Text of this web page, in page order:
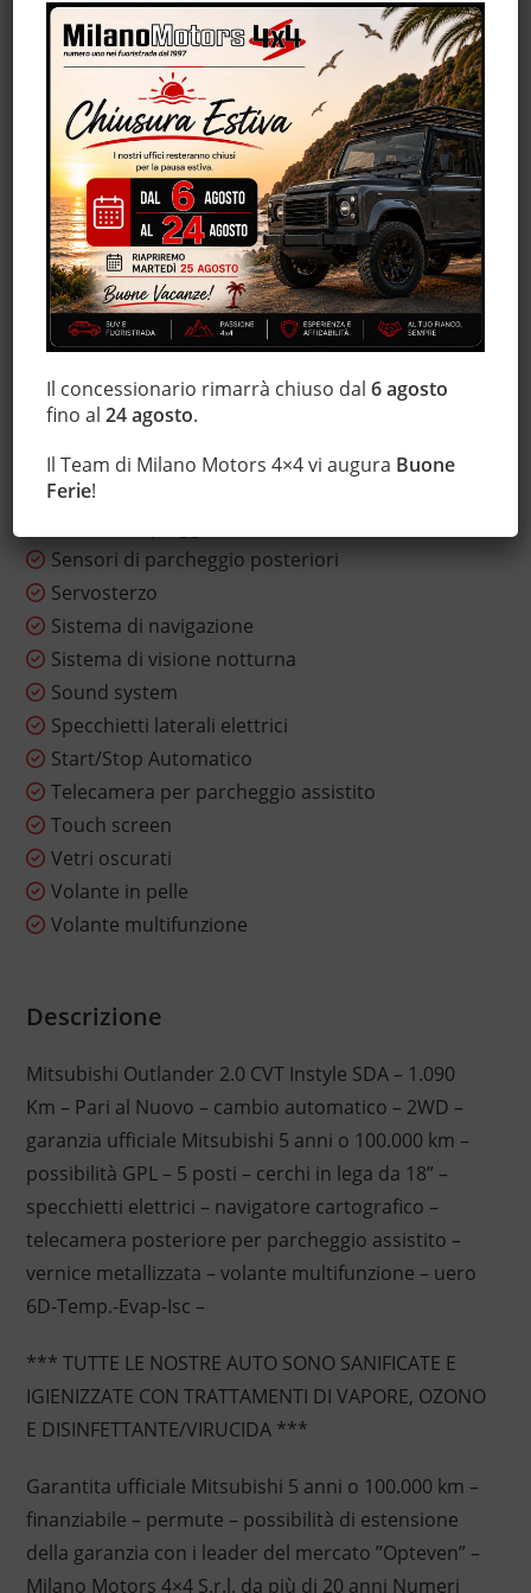
Cruise Control
ESP
Fari LED
Fendinebbia
Freno di stazionamento elettrico
Hill holder
Immobilizzatore elettronico
Interni in pelle
Isofix
Luci diurne
Marmitta catalitica
Monitoraggio pressione pneumatici
MP3
Regolazione elettrica sedili
Sensore di luce
Sensori di parcheggio posteriori
Servosterzo
Sistema di navigazione
Sistema di visione notturna
Sound system
Specchietti laterali elettrici
Start/Stop Automatico
Telecamera per parcheggio assistito
Touch screen
Vetri oscurati
Volante in pelle
Volante multifunzione
Descrizione
Mitsubishi Outlander 2.0 CVT Instyle SDA – 1.090
Km – Pari al Nuovo – cambio automatico – 2WD –
garanzia ufficiale Mitsubishi 5 anni o 100.000 km –
possibilità GPL – 5 posti – cerchi in lega da 18” –
specchietti elettrici – navigatore cartografico –
telecamera posteriore per parcheggio assistito –
vernice metallizzata – volante multifunzione – uero
6D-Temp.-Evap-Isc –
*** TUTTE LE NOSTRE AUTO SONO SANIFICATE E
IGIENIZZATE CON TRATTAMENTI DI VAPORE, OZONO
E DISINFETTANTE/VIRUCIDA ***
Garantita ufficiale Mitsubishi 5 anni o 100.000 km –
finanziabile – permute – possibilità di estensione
della garanzia con i leader del mercato ”Opteven” –
Milano Motors 4×4 S.r.l. da più di 20 anni Numeri
Il concessionario rimarrà chiuso dal6 agosto
fino al24 agosto.
Il Team di Milano Motors 4×4 vi augura Buone
Ferie!